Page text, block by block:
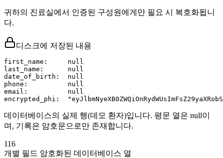
귀하의 진료실에서 인증된 구성원에게만 필요 시 복호화됩니
다.
디스크에 저장된 내용
first_name:     null
last_name:      null
date_of_birth:  null
phone:          null
email:          null
encrypted_phi:
데이터베이스의 실제 행(데모 환자)입니다. 평문 열은 null이
며, 기록은 암호문으로만 존재합니다.
116
개별 필드 암호화된 데이터베이스 열